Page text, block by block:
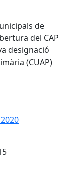
de
del CAP
designació
(CUAP)